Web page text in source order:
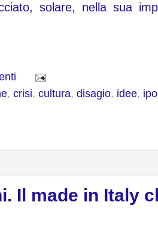
solare, nella sua
, crisi, cultura, disagio, idee,
Il made in Italy